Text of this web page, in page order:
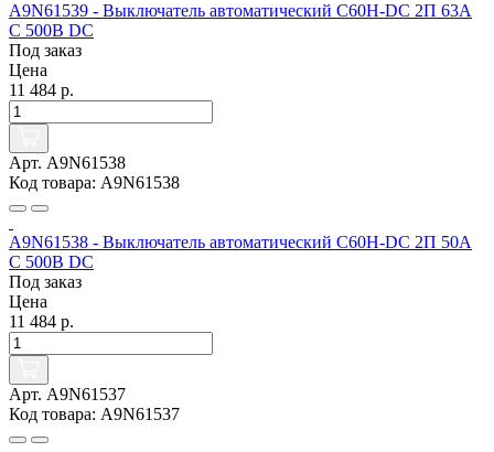
A9N61539 - Выключатель автоматический C60H-DC 2П 63А
C 500В DC
Под заказ
Цена
11 484 р.
Арт. A9N61538
Код товара: A9N61538
A9N61538 - Выключатель автоматический C60H-DC 2П 50А
C 500В DC
Под заказ
Цена
11 484 р.
Арт. A9N61537
Код товара: A9N61537